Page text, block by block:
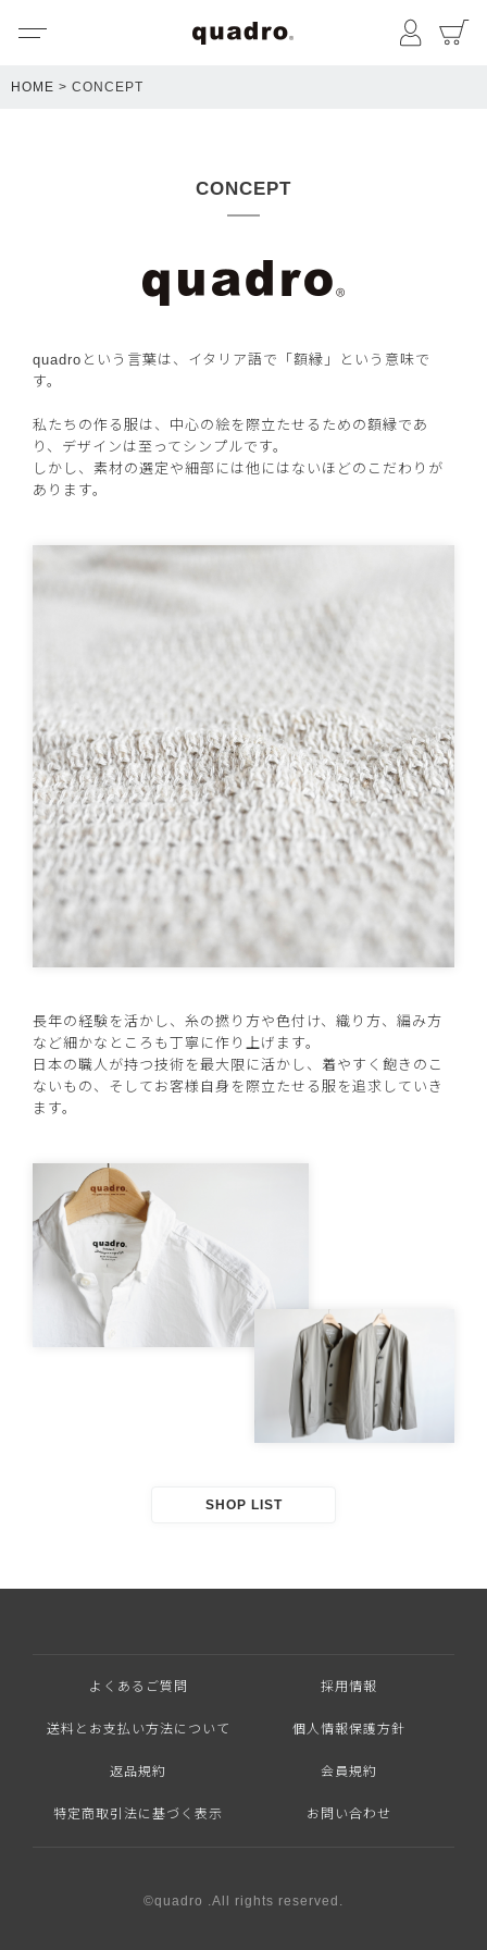
マイペ
HOME CONCEPT
CONCEPT
quadroという言葉は、イタリア語で「額縁」という意味で
す。
私たちの作る服は、中心の絵を際立たせるための額縁であ
り、デザインは至ってシンプルです。
しかし、素材の選定や細部には他にはないほどのこだわりが
あります。
長年の経験を活かし、糸の撚り方や色付け、織り方、編み方
など細かなところも丁寧に作り上げます。
日本の職人が持つ技術を最大限に活かし、着やすく飽きのこ
ないもの、そしてお客様自身を際立たせる服を追求していき
ます。
SHOP LIST
よくあるご質問 採用情報
送料とお支払い方法について 個人情報保護方針
返品規約 会員規約
特定商取引法に基づく表示 お問い合わせ
©quadro .All rights reserved.